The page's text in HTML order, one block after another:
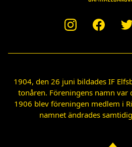
1904, den 26 juni bildades IF
tonåren. Föreningens namn var
1906 blev föreningen medlem i
namnet ändrades